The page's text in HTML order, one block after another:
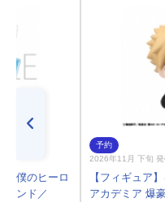
】僕のヒーロ
タンド／
予約
2026年11月 下旬 発
【フィギュア
アカデミア 爆